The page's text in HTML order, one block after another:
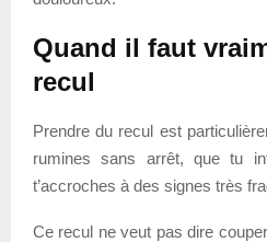
Quand il faut
recul
Prendre du recul est
rumines sans arrêt, que tu
t’accroches à des signes très
Ce recul ne veut pas dire